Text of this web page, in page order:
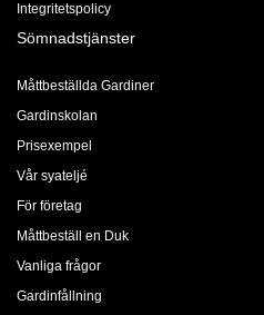
Integritetspolicy
Sömnadstjänster
Måttbeställda Gardiner
Gardinskolan
Prisexempel
Vår syateljé
För företag
Måttbeställ en Duk
Vanliga frågor
Gardinfållning